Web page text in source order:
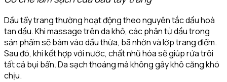
Dầu tẩy trang thường hoạt động theo nguyên tắc dầu hoà
tan dầu. Khi massage trên da khô, các phân tử dầu trong
sản phẩm sẽ bám vào dầu thừa, bã nhờn và lớp trang điểm.
Sau đó, khi kết hợp với nước, chất nhũ hóa sẽ giúp rửa trôi
tất cả bụi bẩn. Da sạch thoáng mà không gây khô căng khó
chịu.